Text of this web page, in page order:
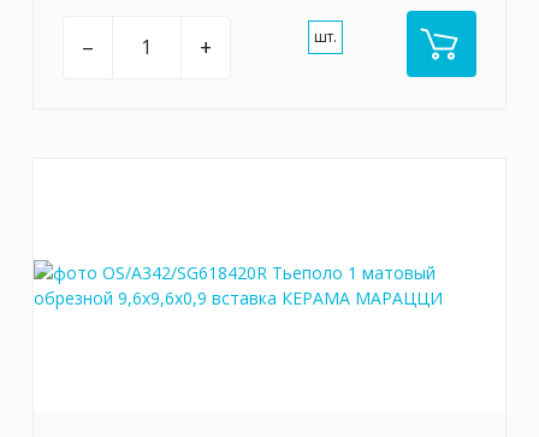
– + шт.